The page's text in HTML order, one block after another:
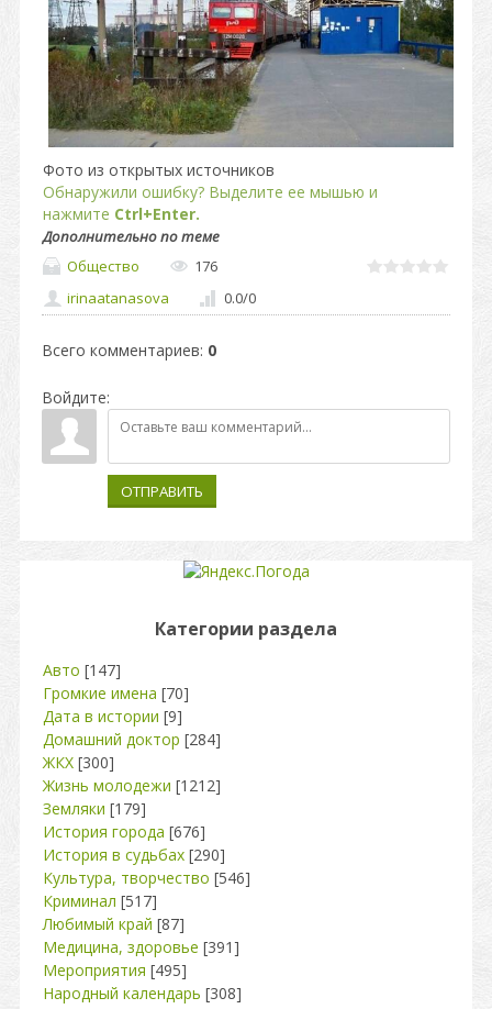
Фото из открытых источников
Обнаружили ошибку? Выделите ее мышью и
нажмите Ctrl+Enter.
Дополнительно по теме
Общество
176
irinaatanasova
0.0/0
Всего комментариев: 0
Войдите:
ОТПРАВИТЬ
Категории раздела
Авто [147]
Громкие имена [70]
Дата в истории [9]
Домашний доктор [284]
ЖКХ [300]
Жизнь молодежи [1212]
Земляки [179]
История города [676]
История в судьбах [290]
Культура, творчество [546]
Криминал [517]
Любимый край [87]
Медицина, здоровье [391]
Мероприятия [495]
Народный календарь [308]